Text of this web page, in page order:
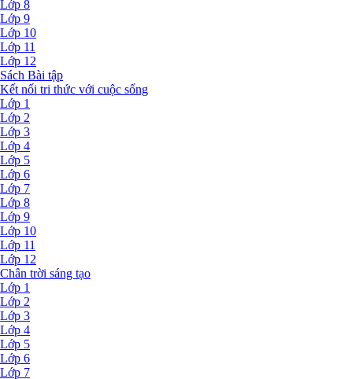
Lớp 8
Lớp 9
Lớp 10
Lớp 11
Lớp 12
Sách Bài tập
Kết nối tri thức với cuộc sống
Lớp 1
Lớp 2
Lớp 3
Lớp 4
Lớp 5
Lớp 6
Lớp 7
Lớp 8
Lớp 9
Lớp 10
Lớp 11
Lớp 12
Chân trời sáng tạo
Lớp 1
Lớp 2
Lớp 3
Lớp 4
Lớp 5
Lớp 6
Lớp 7